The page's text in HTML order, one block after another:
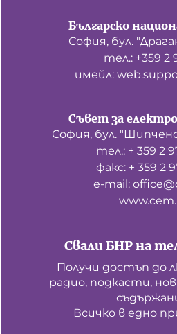
Българско
София, бул.
тел.: +359 2
имейл:
Свали БНР на
Получи достъп до
радио, подкасти,
Всичко в едно
Съвет за
София, бул.
тел.: + 359 2
факс: + 359 2
е-mail: